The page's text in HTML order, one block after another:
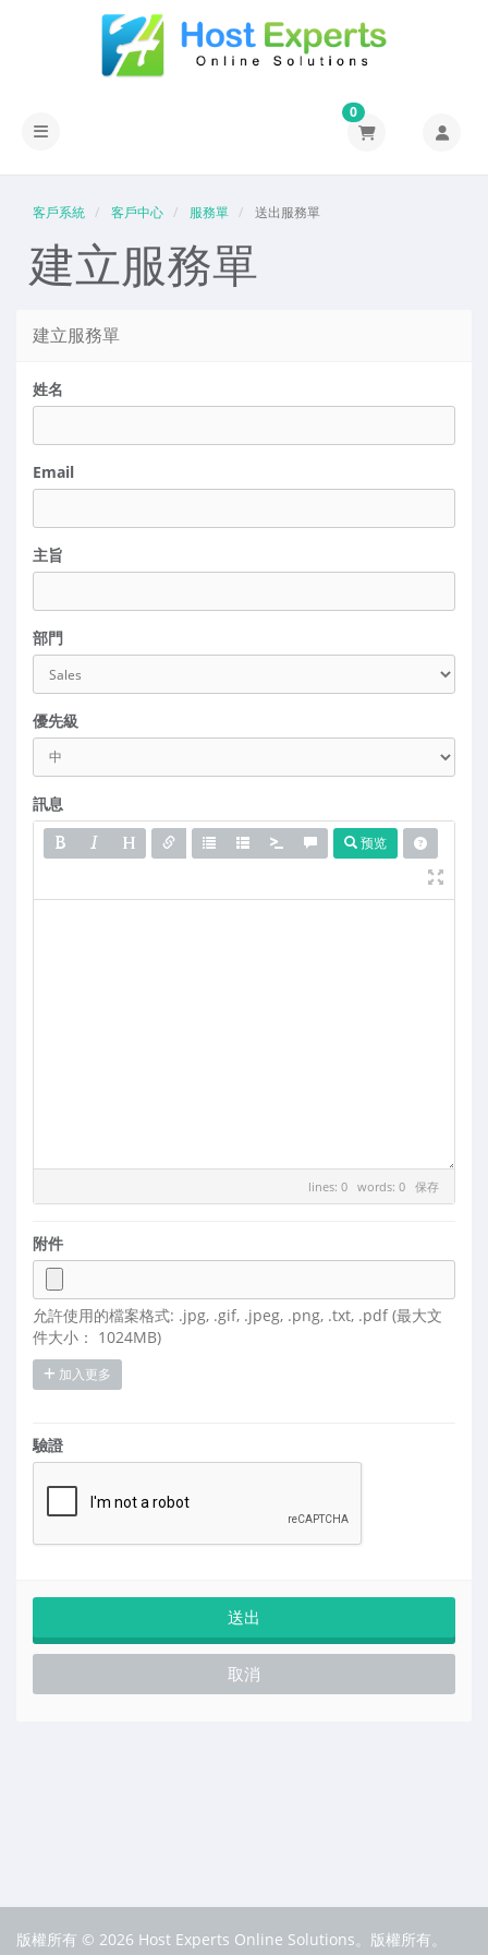
切換導覽
0
客戶系統 客戶中心 服務單 送出服務單
建立服務單
建立服務單
姓名
Email
主旨
部門
優先級
訊息
预览
lines: 0 words: 0 保存
附件
允許使用的檔案格式: .jpg, .gif, .jpeg, .png, .txt, .pdf (最大文
件大小： 1024MB)
加入更多
驗證
取消
版權所有 © 2026 Host Experts Online Solutions。版權所有。